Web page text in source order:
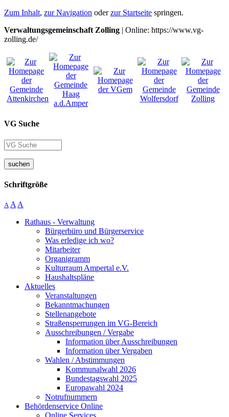
Zum Inhalt, zur Navigation oderzur Startseite springen.
Verwaltungsgemeinschaft Zolling | Online: https://www.vg-
zolling.de/
VG Suche
suchen
Schriftgröße
A A A
Rathaus - Verwaltung
Bürgerbüro und Bürgerservice
Was erledige ich wo?
Mitarbeiter
Organigramm
Kulturraum Ampertal e.V.
Haushaltspläne
Aktuelles
Veranstaltungen
Bekanntmachungen
Stellenangebote
Straßensperrungen im VG-Bereich
Ausschreibungen / Vergabe
Information über Ausschreibungen
Information über Vergaben
Wahlen / Abstimmungen
Kommunalwahl 2026
Bundestagswahl 2025
Europawahl 2024
Notrufnummern
Behördenservice Online
Online Services